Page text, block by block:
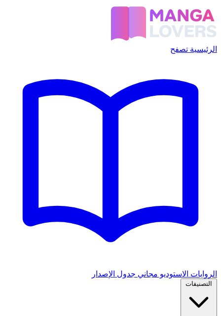
الرئيسية تصفح
الروايات الاستوديو مجاني جدول الإصدار
التصنيفات